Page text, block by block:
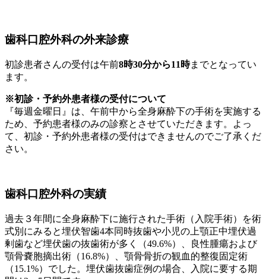
歯科口腔外科の外来診療
初診患者さんの受付は午前8時30分から11時までとなってい
ます。
※初診・予約外患者様の受付について
『毎週金曜日』 は、午前中から全身麻酔下の手術を実施する
ため、 予約患者様のみの診察とさせていただきます。よっ
て、初診・予約外患者様の受付はできませんのでご了承くだ
さい。
歯科口腔外科の実績
過去３年間に全身麻酔下に施行された手術（入院手術）を術
式別にみると埋伏智歯4本同時抜歯や小児の上顎正中埋伏過
剰歯など埋伏歯の抜歯術が多く（49.6%）、良性腫瘍および
顎骨嚢胞摘出術（16.8%）、顎骨骨折の観血的整復固定術
（15.1%）でした。埋伏歯抜歯症例の場合、入院に要する期